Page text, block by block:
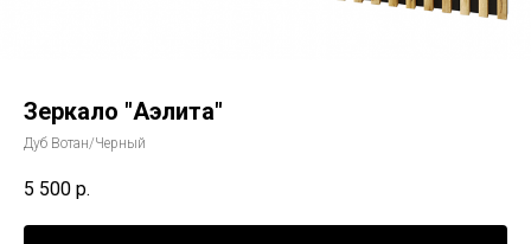
Зеркало "Аэлита"
Дуб Вотан/Черный
5 500 р.